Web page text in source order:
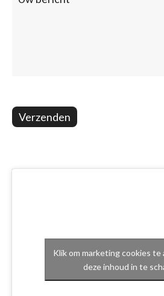
Verzenden
Klik om marketing cookies
deze inhoud in te